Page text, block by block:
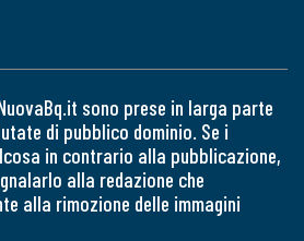
sono prese in larga parte
di pubblico dominio. Se i
in contrario alla pubblicazione,
alla redazione che
alla rimozione delle immagini